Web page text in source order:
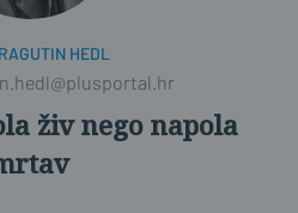
HEDL
živ nego napola